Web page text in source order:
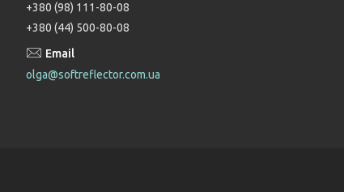
+380 (98) 111-80-08
+380 (44) 500-80-08
olga@softreflector.com.ua